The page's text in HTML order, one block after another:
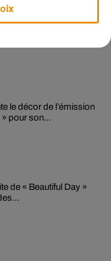
Lens dévoilent leur
le décor de l’émission
pour son...
de « Beautiful Day »